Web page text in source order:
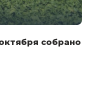
собрано